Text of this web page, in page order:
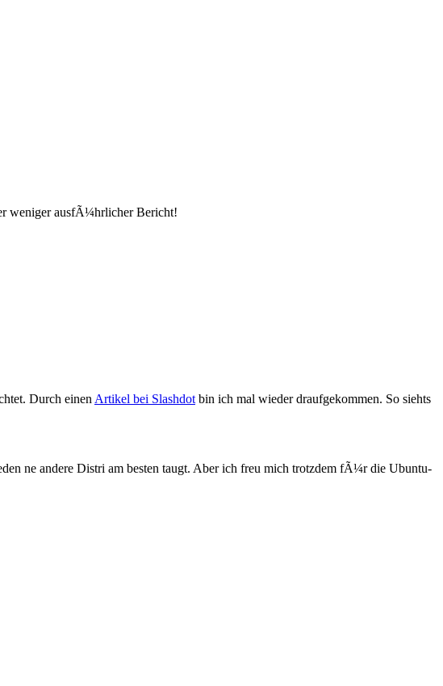
weniger ausfÃ¼hrlicher Bericht!
Durch einenArtikel bei Slashdotbin ich mal wieder draufgekommen. So siehts
ne andere Distri am besten taugt. Aber ich freu mich trotzdem fÃ¼r die Ubuntu-